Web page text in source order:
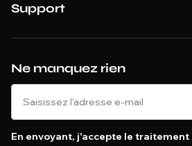
Ne manquez rien
En envoyant, j'accepte le
Support